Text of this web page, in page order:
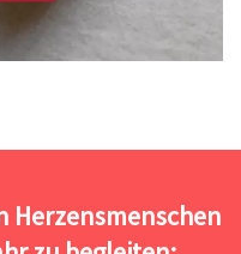
Herzensmenschen